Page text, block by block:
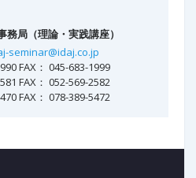
局（理論・実践講座）
seminar@idaj.co.jp
FAX： 045-683-1999
FAX： 052-569-2582
FAX： 078-389-5472